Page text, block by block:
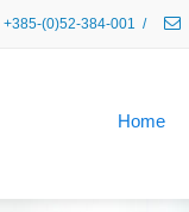
+385-(0)52-384-001 /
Home